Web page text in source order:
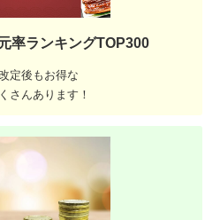
率ランキングTOP300
定後もお得な
さんあります！